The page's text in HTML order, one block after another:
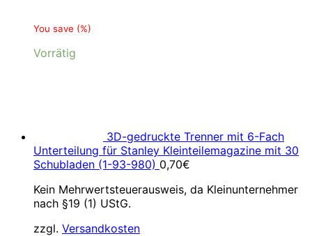
You save (%)
Vorrätig
3D-gedruckte Trenner mit 6-Fach
Unterteilung für Stanley Kleinteilemagazine mit 30
Schubladen (1-93-980) 0,70€
Kein Mehrwertsteuerausweis, da Kleinunternehmer
nach §19 (1) UStG.
zzgl. Versandkosten